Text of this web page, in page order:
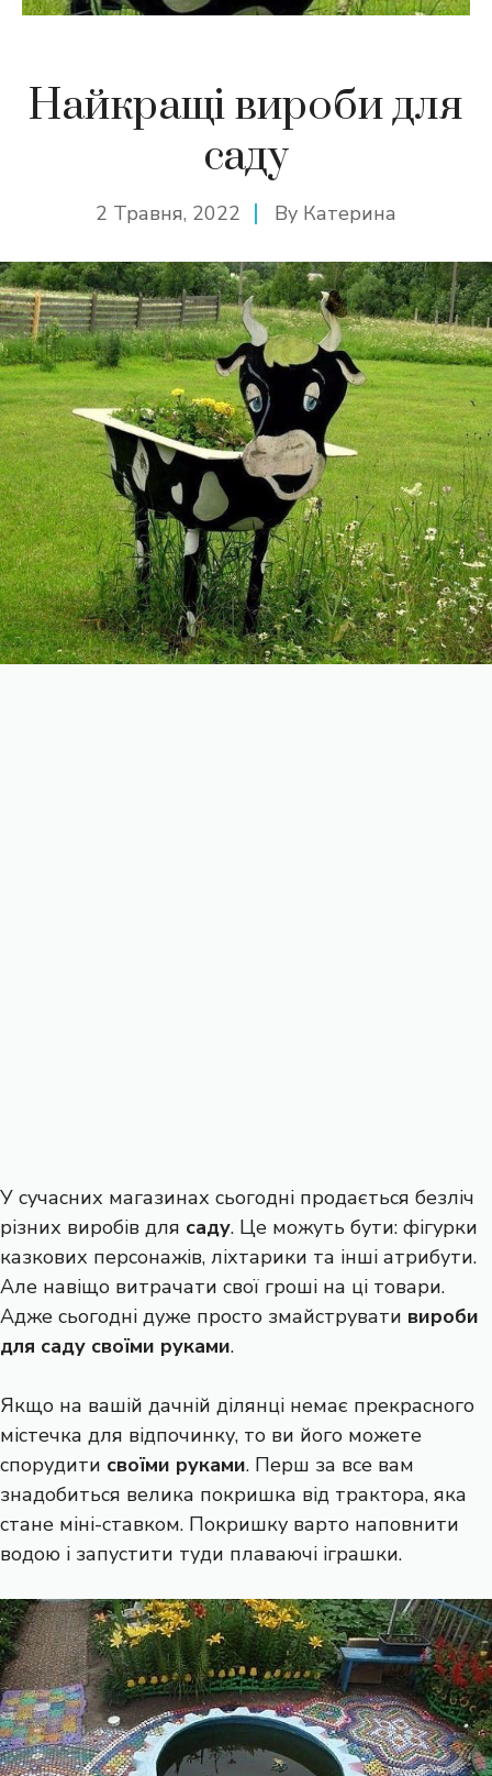
Найкращі вироби для
саду
2 Травня, 2022 By Катерина
У сучасних магазинах сьогодні продається безліч
різних виробів для саду. Це можуть бути: фігурки
казкових персонажів, ліхтарики та інші атрибути.
Але навіщо витрачати свої гроші на ці товари.
Адже сьогодні дуже просто змайструвати вироби
для саду своїми руками.
Якщо на вашій дачній ділянці немає прекрасного
містечка для відпочинку, то ви його можете
спорудити своїми руками. Перш за все вам
знадобиться велика покришка від трактора, яка
стане міні-ставком. Покришку варто наповнити
водою і запустити туди плаваючі іграшки.